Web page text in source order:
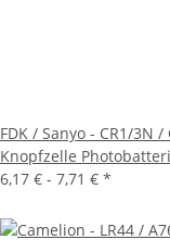
FDK / Sanyo - CR1/3N
Knopfzelle
6,17 € - 7,71 € *